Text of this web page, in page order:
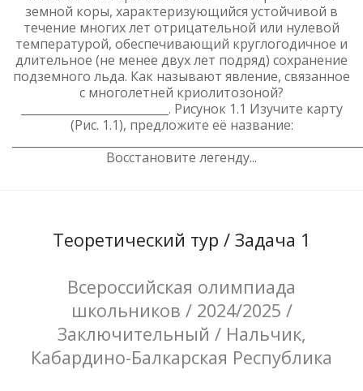
земной коры, характеризующийся устойчивой в
течение многих лет отрицательной или нулевой
температурой, обеспечивающий круглогодичное и
длительное (не менее двух лет подряд) сохранение
подземного льда. Как называют явление, связанное
с многолетней криолитозоной?
__________________________. Рисунок 1.1 Изучите карту
(Рис. 1.1), предложите её название:
Восстановите легенду...
Теоретический тур / Задача 1
Всероссийская олимпиада
школьников / 2024/2025 /
Заключительный / Нальчик,
Кабардино-Балкарская Республика